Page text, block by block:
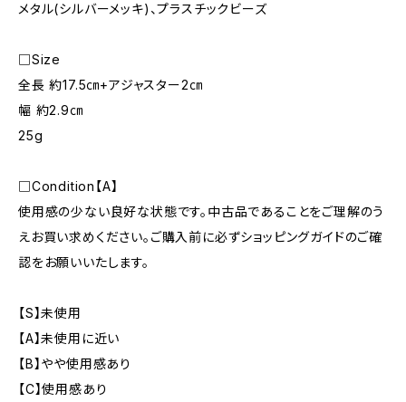
メタル(シルバーメッキ)、プラスチックビーズ
□Size
全長 約17.5㎝+アジャスター2㎝
幅 約2.9㎝
25g
□Condition【A】
使用感の少ない良好な状態です。中古品であることをご理解のう
えお買い求めください。ご購入前に必ずショッピングガイドのご確
認をお願いいたします。
【S】未使用
【A】未使用に近い
【B】やや使用感あり
【C】使用感あり